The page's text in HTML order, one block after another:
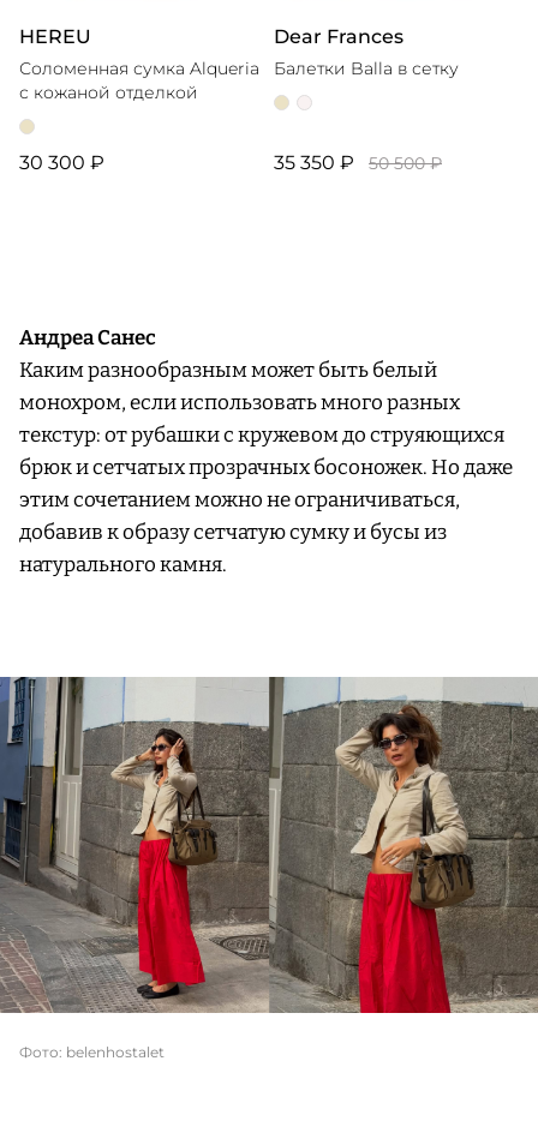
HEREU
Соломенная сумка Alqueria
с кожаной отделкой
30 300 ₽
Dear Frances
Балетки Balla в сетку
35 350 ₽ 50 500 ₽
Андреа Санес
Каким разнообразным может быть белый
монохром, если использовать много разных
текстур: от рубашки с кружевом до струяющихся
брюк и сетчатых прозрачных босоножек. Но даже
этим сочетанием можно не ограничиваться,
добавив к образу сетчатую сумку и бусы из
натурального камня.
Фото: belenhostalet